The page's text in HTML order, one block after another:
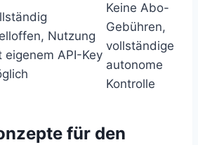
Nutzung
eigenem API-Key
Keine Abo-
Gebühren,
vollständige
autonome
Kontrolle
für den